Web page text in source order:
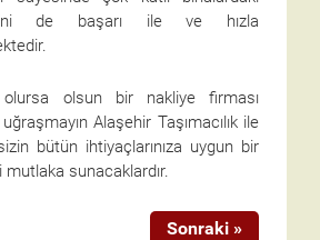
de başarı ile ve hızla
olsun bir nakliye firması
Alaşehir Taşımacılık ile
bütün ihtiyaçlarınıza uygun bir
sunacaklardır.
Sonraki »